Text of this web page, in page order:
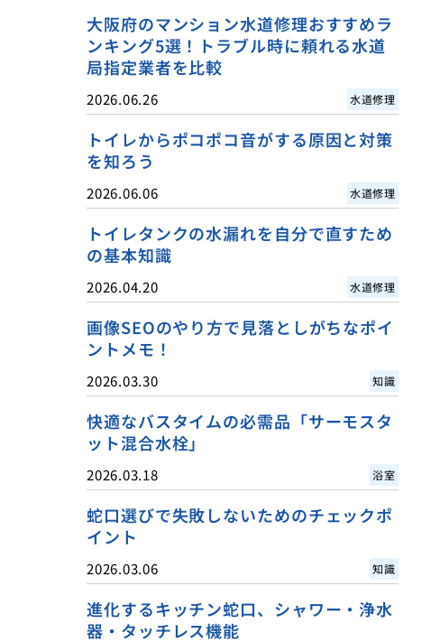
大阪府のマンション水道修理おすすめラ
ンキング5選！トラブル時に頼れる水道
局指定業者を比較
2026.06.26 水道修理
トイレからポコポコ音がする原因と対策
を知ろう
2026.06.06 水道修理
トイレタンクの水漏れを自分で直すため
の基本知識
2026.04.20 水道修理
画像SEOのやり方で見落としがちなポイ
ントメモ！
2026.03.30 知識
快適なバスタイムの必需品「サーモスタ
ット混合水栓」
2026.03.18 浴室
蛇口選びで失敗しないためのチェックポ
イント
2026.03.06 知識
進化するキッチン蛇口、シャワー・浄水
器・タッチレス機能